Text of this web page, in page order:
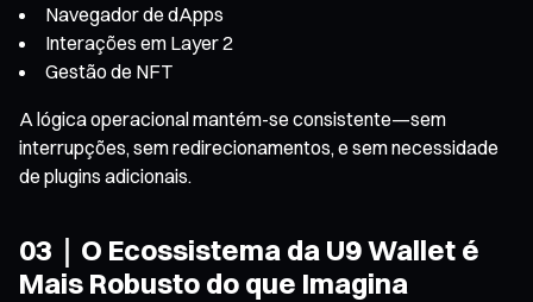
Navegador de dApps
Interações em Layer 2
Gestão de NFT
A lógica operacional mantém-se consistente—sem
interrupções, sem redirecionamentos, e sem necessidade
de plugins adicionais.
03｜O Ecossistema da U9 Wallet é
Mais Robusto do que Imagina